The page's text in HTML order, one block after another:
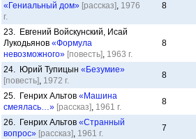
«Гениальный дом» [рассказ], 1976
г.
8
23. Евгений Войскунский, Исай
Лукодьянов «Формула
невозможного» [повесть], 1963 г.
8
24. Юрий Тупицын «Безумие»
[повесть], 1972 г.
8
25. Генрих Альтов «Машина
смеялась…» [рассказ], 1961 г.
8
26. Генрих Альтов «Странный
вопрос» [рассказ], 1961 г.
7